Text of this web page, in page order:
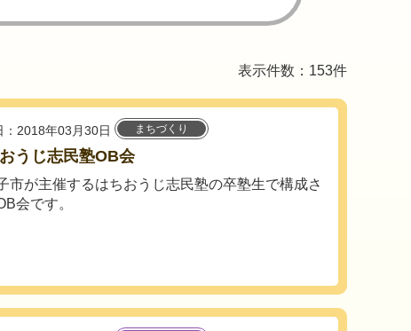
表示件数：153件
：2018年03月30日 まちづくり
うじ志民塾OB会
市が主催するはちおうじ志民塾の卒塾生で構成さ
会です。